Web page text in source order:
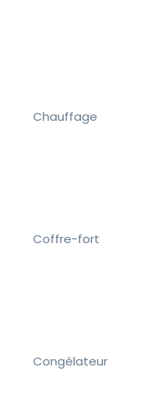
Chauffage
Coffre-fort
Congélateur